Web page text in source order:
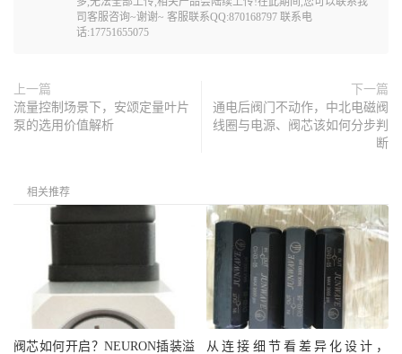
司客服咨询~谢谢~ 客服联系QQ:870168797 联系电
话:17751655075
上一篇
流量控制场景下，安颂定量叶片
泵的选用价值解析
下一篇
通电后阀门不动作，中北电磁阀
线圈与电源、阀芯该如何分步判
断
相关推荐
阀芯如何开启？NEURON插装溢
从连接细节看差异化设计，